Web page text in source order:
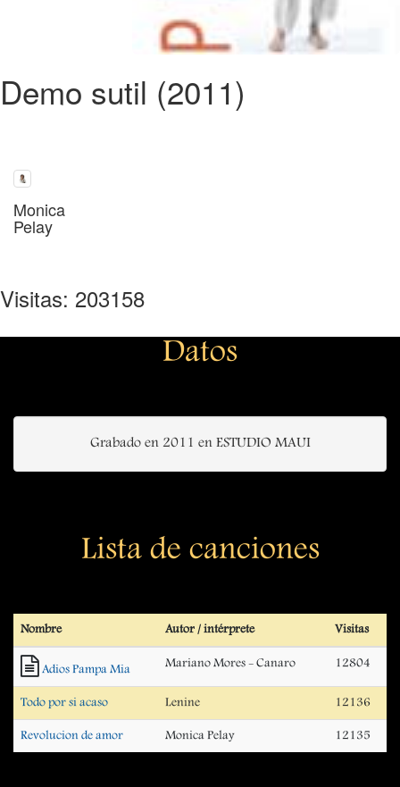
Demo sutil (2011)
Monica
Pelay
Visitas: 203158
Datos
Grabado en 2011 en ESTUDIO MAUI
Lista de canciones
Nombre Autor / intérprete Visitas
Adios Pampa Mia Mariano Mores - Canaro 12804
Todo por si acaso Lenine 12136
Revolucion de amor Monica Pelay 12135